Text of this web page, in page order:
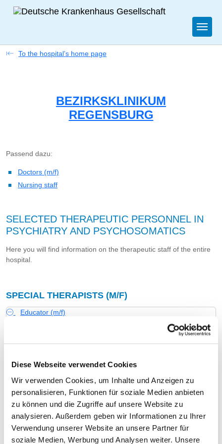
Diese Webseite verwendet Cookies
Wir verwenden Cookies, um Inhalte und Anzeigen zu
personalisieren, Funktionen für soziale Medien anbieten
zu können und die Zugriffe auf unsere Website zu
analysieren. Außerdem geben wir Informationen zu Ihrer
Verwendung unserer Website an unsere Partner für
soziale Medien, Werbung und Analysen weiter. Unsere
To the hospital’s home page
BEZIRKSKLINIKUM
REGENSBURG
Passend dazu:
Doctors (m/f)
Nursing staff
SELECTED THERAPEUTIC PERSONNEL IN
PSYCHIATRY AND PSYCHOSOMATICS
Here you will find information on the therapeutic staff of the entire
hospital.
SPECIAL THERAPISTS (M/F)
Educator (m/f)
EXPLANATION
Number (total) 6,60
Staff in direct employment
Staff not in direct employment 0,00
Out-patient care staff 0,90
In-patient care staff 5,70
Healing education nurse (m/f)